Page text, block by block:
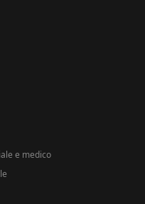
e medico